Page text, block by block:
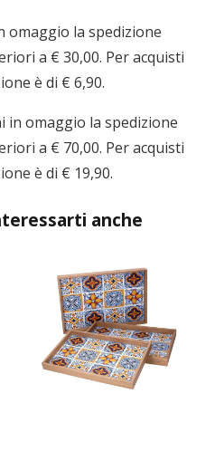
omaggio la spedizione
a € 30,00. Per acquisti
è di € 6,90.
in omaggio la spedizione
a € 70,00. Per acquisti
è di € 19,90.
anche